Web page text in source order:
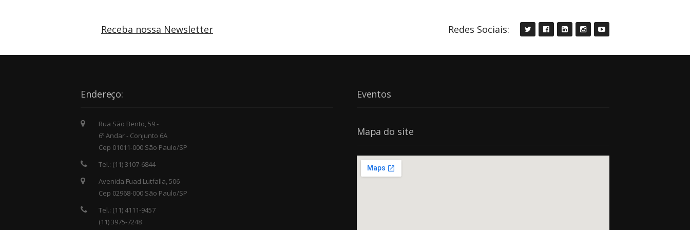
Receba nossa Newsletter Redes Sociais:
Endereço:
Rua São Bento, 59 -
6º Andar - Conjunto 6A
Cep 01011-000 São Paulo/SP
Tel.: (11) 3107-6844
Avenida Fuad Lutfalla, 506
Cep 02968-000 São Paulo/SP
Tel.: (11) 4111-9457
(11) 3975-7248
Eventos
Mapa do site